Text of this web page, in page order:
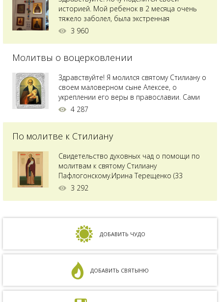
историей. Мой ребенок в 2 месяца очень
тяжело заболел, была экстренная
сложнейшая операция, состояние после
святого Владимира я увидела незнакомую
позже прочитав про него, узнала про
Преподобного...
3 960
Молитвы о воцерковлении
Здравствуйте! Я молился святому Стилиану о
своем маловерном сыне Алексее, о
укреплении его веры в православии. Сами
мы с супругой воцерковлены. Через год
вершину. Приложились к множеству святынь
4 287
По молитве к Стилиану
Свидетельство духовных чад о помощи по
молитвам к святому Стилиану
Пафлогонскому.Ирина Терещенко (33
года):Мы с мужем долгое время пытались
на совместимость показал, что мы с мужем
несовместимы. Кроме того, мне ставили...
3 292
ДОБАВИТЬ ЧУДО
ДОБАВИТЬ СВЯТЫНЮ